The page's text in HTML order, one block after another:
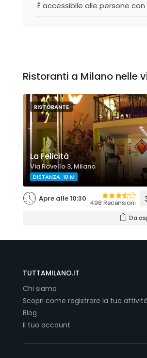
È accessibile alle persone
Ristoranti a Milano nelle
RISTORANTE
La Felicità
Via Rovello 3, Milano
DISTANZA: 10 M
Apre alle 10:30 498 Recensioni
Da
TUTTAMILANO.IT
Chi siamo
Scopri come registrare la tua attività
Blog
Il tuo account